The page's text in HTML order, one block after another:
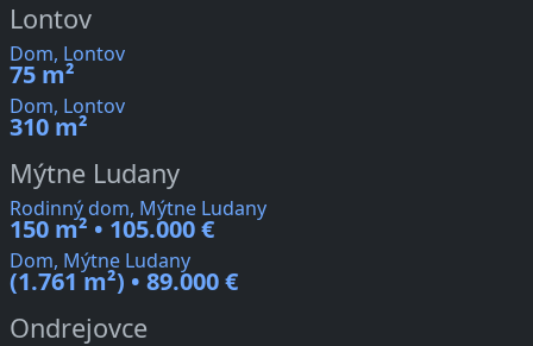
Lontov
Dom, Lontov
75 m²
Dom, Lontov
310 m²
Mýtne Ludany
Rodinný dom, Mýtne Ludany
150 m² • 105.000 €
Dom, Mýtne Ludany
(1.761 m²) • 89.000 €
Ondrejovce